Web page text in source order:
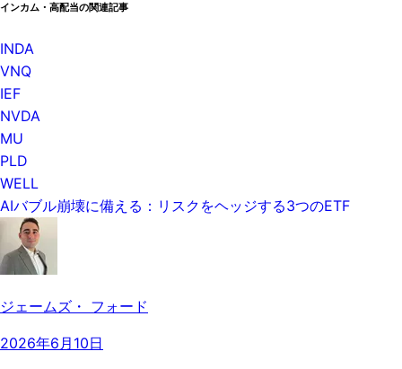
インカム・高配当の関連記事
INDA
VNQ
IEF
NVDA
MU
PLD
WELL
AIバブル崩壊に備える：リスクをヘッジする3つのETF
ジェームズ・ フォード
2026年6月10日